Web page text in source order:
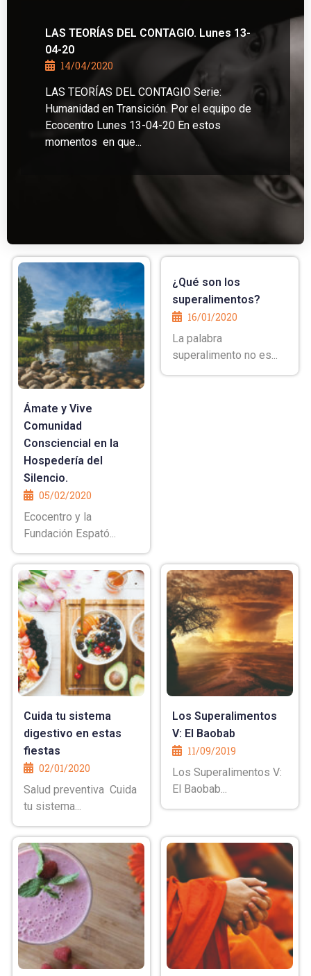
LAS TEORÍAS DEL CONTAGIO. Lunes 13-
04-20
14/04/2020
LAS TEORÍAS DEL CONTAGIO Serie:
Humanidad en Transición. Por el equipo de
Ecocentro Lunes 13-04-20 En estos
momentos en que...
Ámate y Vive
Comunidad
Consciencial en la
Hospedería del
Silencio.
05/02/2020
Ecocentro y la
Fundación Espató...
¿Qué son los
superalimentos?
16/01/2020
La palabra
superalimento no es...
Cuida tu sistema
digestivo en estas
fiestas
02/01/2020
Salud preventiva Cuida
tu sistema...
Los Superalimentos
V: El Baobab
11/09/2019
Los Superalimentos V:
El Baobab...